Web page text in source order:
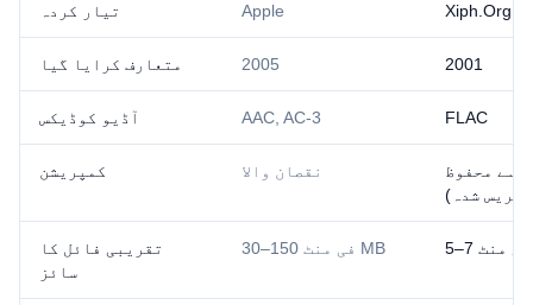
تیار کردہ Apple Xiph.Org
متعارف کرایا گیا 2005 2001
آڈیو کوڈیکس AAC, AC-3 FLAC
کمپریشن نقصان والا
سے محفوظ
شدہ)
تقریبی فائل کا
سائز
30–150 فی منٹ MB